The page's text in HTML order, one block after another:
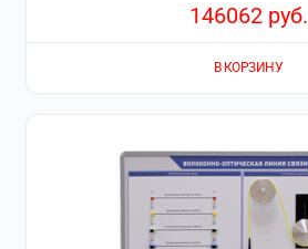
146062 руб.
В КОРЗИНУ